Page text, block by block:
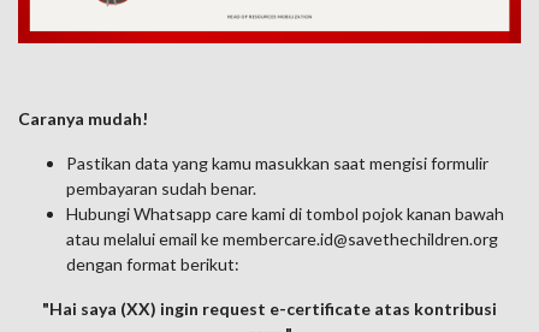
Caranya mudah!
Pastikan data yang kamu masukkan saat mengisi formulir
pembayaran sudah benar.
Hubungi Whatsapp care kami di tombol pojok kanan bawah
atau melalui email ke membercare.id@savethechildren.org
dengan format berikut:
"Hai saya (XX) ingin request e-certificate atas kontribusi